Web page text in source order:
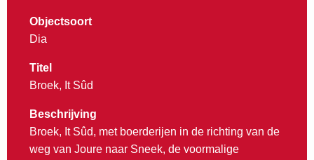
Objectsoort
Dia
Titel
Broek, It Sûd
Beschrijving
Broek, It Sûd, met boerderijen in de richting van de
weg van Joure naar Sneek, de voormalige